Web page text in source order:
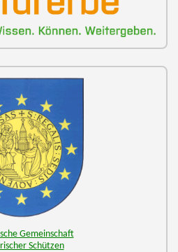
Gemeinschaft
Schützen